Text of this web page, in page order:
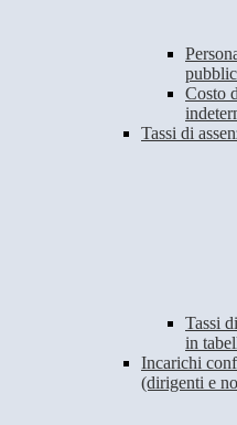
Costo
Tassi di
Tassi
in
Incarichi
(dirigenti e